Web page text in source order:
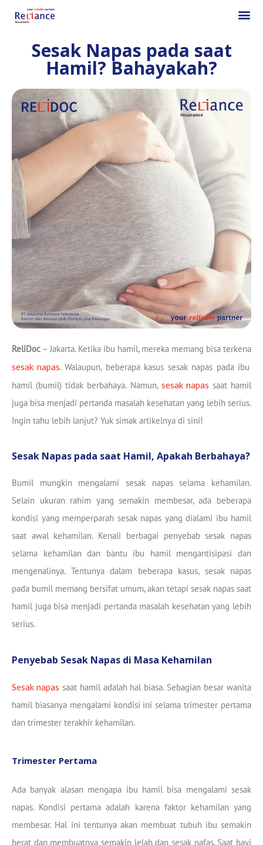
Sesak Napas pada saat
Hamil? Bahayakah?
ReliDoc – Jakarta. Ketika ibu hamil, mereka memang bisa terkena
sesak napas. Walaupun, beberapa kasus sesak napas pada ibu
hamil (bumil) tidak berbahaya. Namun, sesak napas saat hamil
juga bisa menjadi pertanda masalah kesehatan yang lebih serius.
Ingin tahu lebih lanjut? Yuk simak artikelnya di sini!
Sesak Napas pada saat Hamil, Apakah Berbahaya?
Bumil mungkin mengalami sesak napas selama kehamilan.
Selain ukuran rahim yang semakin membesar, ada beberapa
kondisi yang memperparah sesak napas yang dialami ibu hamil
saat awal kehamilan. Kenali berbagai penyebab sesak napas
selama kehamilan dan bantu ibu hamil mengantisipasi dan
mengenalinya. Tentunya dalam beberapa kasus, sesak napas
pada bumil memang bersifat umum, akan tetapi sesak napas saat
hamil juga bisa menjadi pertanda masalah kesehatan yang lebih
serius.
Penyebab Sesak Napas di Masa Kehamilan
Sesak napas saat hamil adalah hal biasa. Sebagian besar wanita
hamil biasanya mengalami kondisi ini selama trimester pertama
dan trimester terakhir kehamilan.
Trimester Pertama
Ada banyak alasan mengapa ibu hamil bisa mengalami sesak
napas. Kondisi pertama adalah karena faktor kehamilan yang
membesar. Hal ini tentunya akan membuat tubuh ibu semakin
berat dan membuatnya semakin lelah dan sesak nafas. Saat bayi